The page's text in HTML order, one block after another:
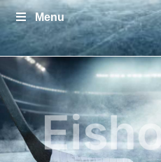
Zum
Inhalt
springen
Menu